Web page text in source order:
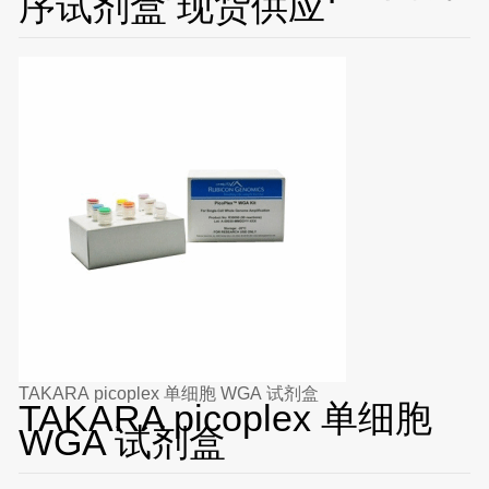
TAKARA picoplex 单细胞 WGA 试剂盒
TAKARA picoplex 单细胞
WGA 试剂盒